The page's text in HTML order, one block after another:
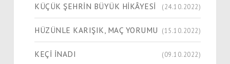
KÜÇÜK ŞEHRİN BÜYÜK HİKÂYESİ (24.10.2022)
HÜZÜNLE KARIŞIK, MAÇ YORUMU (15.10.2022)
KEÇİ İNADI (09.10.2022)